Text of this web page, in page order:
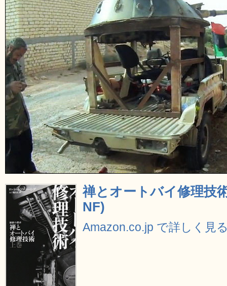
禅とオートバイ修理技
NF)
Amazon.co.jp で詳しく見